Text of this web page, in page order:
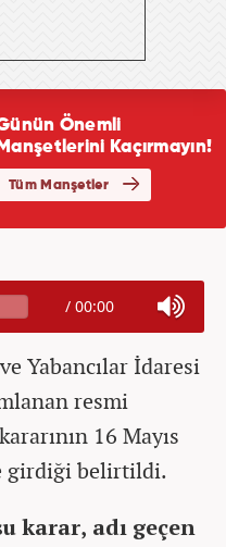
/ 00:00
Yabancılar İdaresi
resmi
16 Mayıs
girdiği belirtildi.
karar, adı geçen